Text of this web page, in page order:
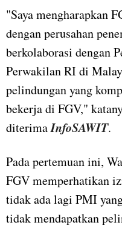
"Saya mengharapkan
dengan perusahan
berkolaborasi dengan
Perwakilan RI di
pelindungan yang
bekerja di FGV,"
diterimaInfoSAWIT.
Pada pertemuan ini,
FGV memperhatikan
tidak ada lagi PMI
tidak mendapatkan